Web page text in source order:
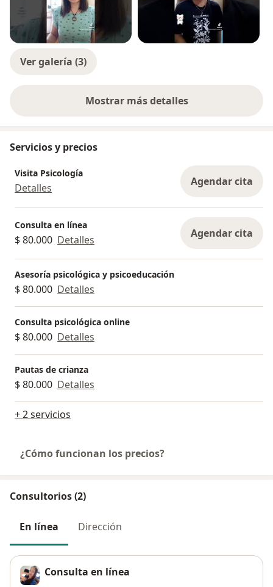
Ver galería (3)
Mostrar más detalles
sobre la experiencia
Servicios y precios
Visita Psicología
Detalles Agendar cita
Consulta en línea
$ 80.000 Detalles Agendar cita
Asesoría psicológica y psicoeducación
$ 80.000 Detalles
Consulta psicológica online
$ 80.000 Detalles
Pautas de crianza
$ 80.000 Detalles
+ 2 servicios
¿Cómo funcionan los precios?
Consultorios (2)
En línea Dirección
Consulta en línea